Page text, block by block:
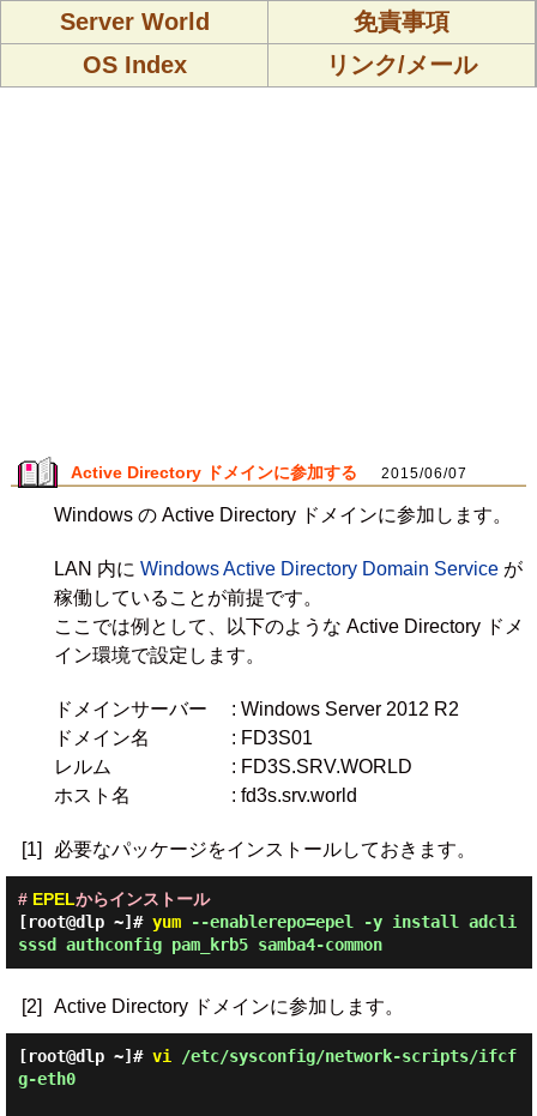
Server World
免責事項
OS Index
リンク/メール
Active Directory ドメインに参加する 2015/06/07
Windows の Active Directory ドメインに参加します。
LAN 内に Windows Active Directory Domain Serviceが
稼働していることが前提です。
ここでは例として、以下のような Active Directory ドメ
イン環境で設定します。
ドメインサーバー
: Windows Server 2012 R2
ドメイン名
: FD3S01
レルム
: FD3S.SRV.WORLD
ホスト名
: fd3s.srv.world
[1] 必要なパッケージをインストールしておきます。
# EPELからインストール
[root@dlp ~]# yum--enablerepo=epel -y install adcli
sssd authconfig pam_krb5 samba4-common
[2] Active Directory ドメインに参加します。
[root@dlp ~]# vi /etc/sysconfig/network-scripts/ifcf
g-eth0